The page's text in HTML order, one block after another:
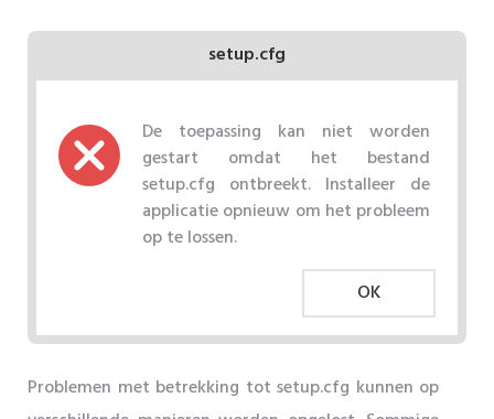
setup.cfg
De toepassing kan niet worden
gestart omdat het bestand
setup.cfg ontbreekt. Installeer de
applicatie opnieuw om het probleem
op te lossen.
OK
Problemen met betrekking tot setup.cfg kunnen op